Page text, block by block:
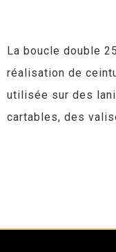
La boucle double
réalisation de
utilisée sur des
cartables, des